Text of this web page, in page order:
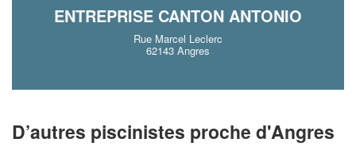
ENTREPRISE CANTON ANTONIO
Rue Marcel Leclerc
62143 Angres
D’autres piscinistes proche d'Angres